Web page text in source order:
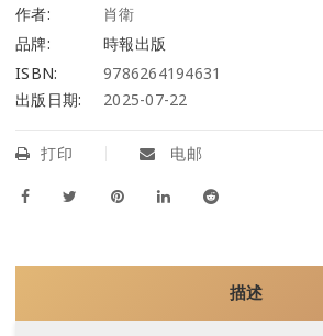
作者:
肖衛
品牌:
時報出版
ISBN:
9786264194631
出版日期:
2025-07-22
打印 电邮
描述